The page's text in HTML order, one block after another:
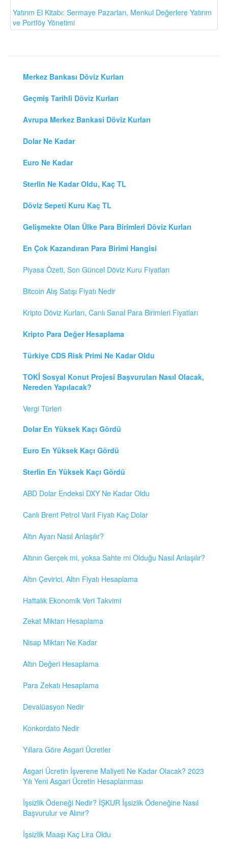
Yatırım El Kitabı: Sermaye Pazarları, Menkul Değerlere Yatırım
ve Portföy Yönetimi
Merkez Bankası Döviz Kurları
Geçmiş Tarihli Döviz Kurları
Avrupa Merkez Bankasi Döviz Kurları
Dolar Ne Kadar
Euro Ne Kadar
Sterlin Ne Kadar Oldu, Kaç TL
Döviz Sepeti Kuru Kaç TL
Gelişmekte Olan Ülke Para Birimleri Döviz Kurları
En Çok Kazandıran Para Birimi Hangisi
Piyasa Özeti, Son Güncel Döviz Kuru Fiyatları
Bitcoin Alış Satışı Fiyatı Nedir
Kripto Döviz Kurları, Canlı Sanal Para Birimleri Fiyatları
Kripto Para Değer Hesaplama
Türkiye CDS Risk Primi Ne Kadar Oldu
TOKİ Sosyal Konut Projesi Başvuruları Nasıl Olacak,
Nereden Yapılacak?
Vergi Türleri
Dolar En Yüksek Kaçı Gördü
Euro En Yüksek Kaçı Gördü
Sterlin En Yüksek Kaçı Gördü
ABD Dolar Endeksi DXY Ne Kadar Oldu
Canlı Brent Petrol Varil Fiyatı Kaç Dolar
Altın Ayarı Nasıl Anlaşılır?
Altının Gerçek mi, yoksa Sahte mi Olduğu Nasıl Anlaşılır?
Altın Çevirici, Altın Fiyatı Hesaplama
Haftalık Ekonomik Veri Takvimi
Zekat Miktarı Hesaplama
Nisap Miktarı Ne Kadar
Altın Değeri Hesaplama
Para Zekatı Hesaplama
Devalüasyon Nedir
Konkordato Nedir
Yıllara Göre Asgari Ücretler
Asgari Ücretin İşverene Maliyeti Ne Kadar Olacak? 2023
Yılı Yeni Asgari Ücretin Hesaplanması
İşsizlik Ödeneği Nedir? İŞKUR İşsizlik Ödeneğine Nasıl
Başvurulur ve Alınır?
İşsizlik Maaşı Kaç Lira Oldu